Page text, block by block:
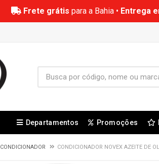
Frete grátis para a Bahia • Entrega
Departamentos Promoções
CONDICIONADOR CONDICIONADOR NOVEX AZEITE DE